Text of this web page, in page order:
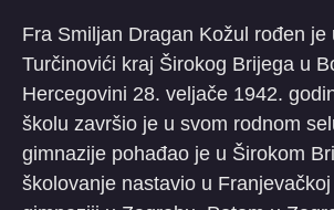
Fra Smiljan Dragan Kožul rođen je
Turčinovići kraj Širokog Brijega u
Hercegovini 28. veljače 1942.
školu završio je u svom rodnom
gimnazije pohađao je u Širokom
školovanje nastavio u